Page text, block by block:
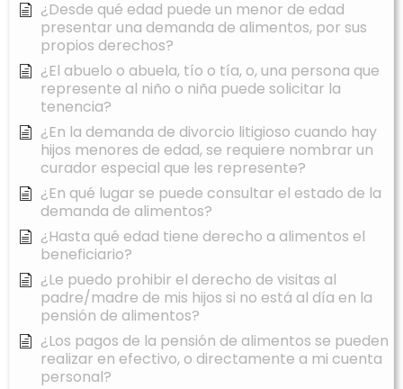
¿Desde qué edad puede un menor de edad
presentar una demanda de alimentos, por sus
propios derechos?
¿El abuelo o abuela, tío o tía, o, una persona que
represente al niño o niña puede solicitar la
tenencia?
¿En la demanda de divorcio litigioso cuando hay
hijos menores de edad, se requiere nombrar un
curador especial que les represente?
¿En qué lugar se puede consultar el estado de la
demanda de alimentos?
¿Hasta qué edad tiene derecho a alimentos el
beneficiario?
¿Le puedo prohibir el derecho de visitas al
padre/madre de mis hijos si no está al día en la
pensión de alimentos?
¿Los pagos de la pensión de alimentos se pueden
realizar en efectivo, o directamente a mi cuenta
personal?